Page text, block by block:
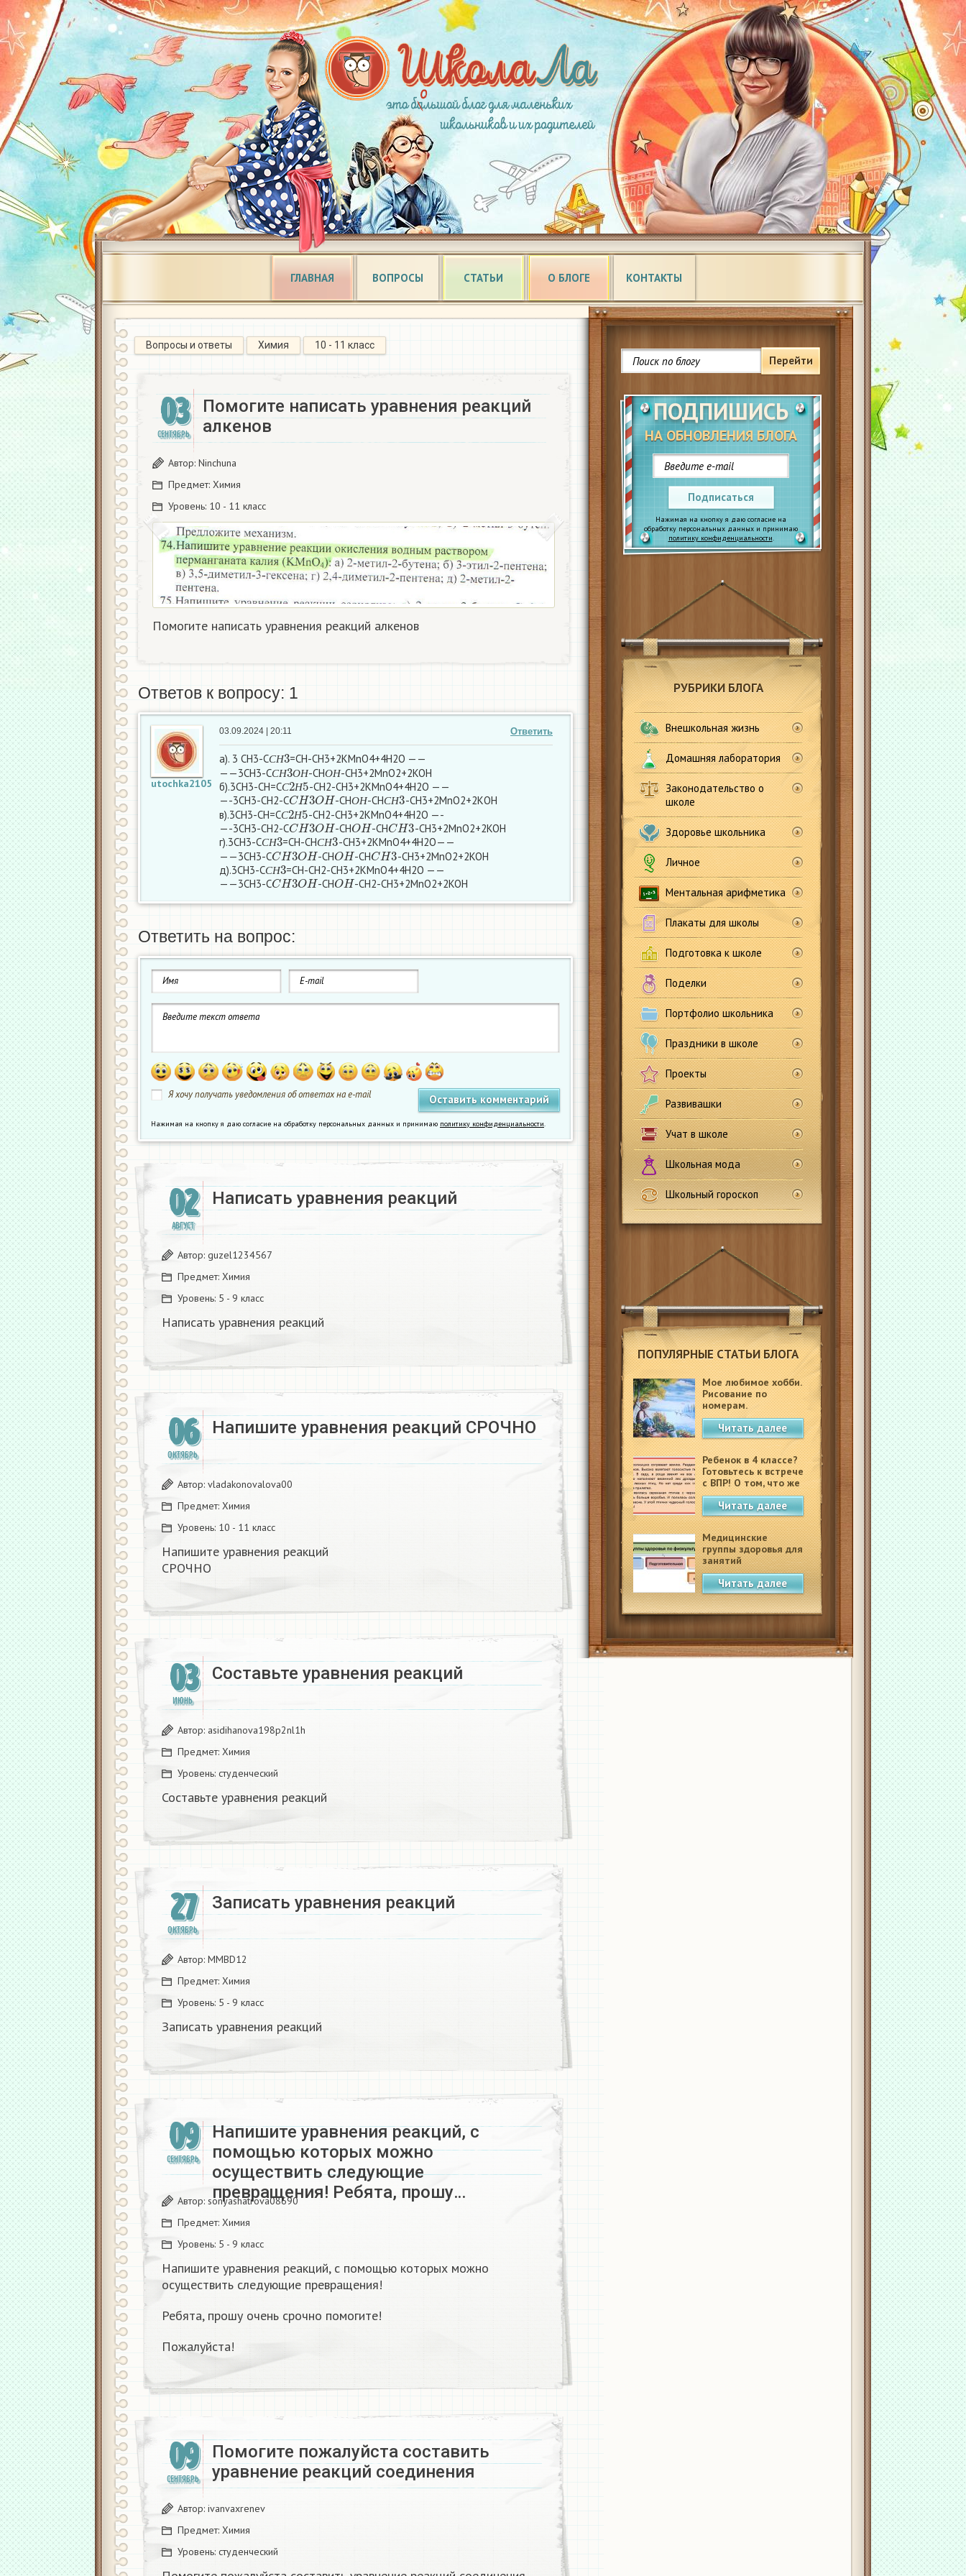
ГЛАВНАЯ ВОПРОСЫ СТАТЬИ О БЛОГЕ КОНТАКТЫ
Перейти
ПОДПИШИСЬ
НА ОБНОВЛЕНИЯ БЛОГА
Подписаться
Нажимая на кнопку я даю согласие на
обработку персональных данных и принимаю
политику конфиденциальности.
РУБРИКИ БЛОГА
Внешкольная жизнь
Домашняя лаборатория
Законодательство о
школе
Здоровье школьника
Личное
Ментальная арифметика
Плакаты для школы
Подготовка к школе
Поделки
Портфолио школьника
Праздники в школе
Проекты
Развивашки
Учат в школе
Школьная мода
Школьный гороскоп
ПОПУЛЯРНЫЕ СТАТЬИ БЛОГА
Мое любимое хобби.
Рисование по
номерам.
Читать далее
Ребенок в 4 классе?
Готовьтесь к встрече
с ВПР! О том, что же
это такое.
Читать далее
Медицинские
группы здоровья для
занятий
физкультурой в
школеЧитать далее
Вопросы и ответы Химия 10 - 11 класс
03
СЕНТЯБРЬ
Помогите написать уравнения реакций
алкенов
Автор: Ninchuna
Предмет: Химия
Уровень: 10 - 11 класс
Помогите написать уравнения реакций алкенов
Ответов к вопросу: 1
utochka2105
Ответить
03.09.2024 | 20:11
а). 3 СН3-С 3=СН-СН3+2KMnO4+4H2O ——
——3СН3-С С Н
СН3
ОН
ОН-СН ОН
ОН-СН3+2MnO2+2KOH
б).3СН3-СН=СС2Н5-СН2-СН3+2КМnO4+4H2O ——
—-3CH3-CH2-CCH3 OH -CH ОН
ОН-СН СН
СН3-СН3+2МnO2+2КОН
в).3СН3-СН=СС2Н5-СН2-СН3+2КМnO4+4H2O —-
—-3CH3-CH2-CCH3 OH -CHOH -CHCH3 -CH3+2MnO2+2KOH
г).3СН3-ССН3=СН-СНСН3-СН3+2КМnO4+4H2O——
——3CH3-CCH3 OH -CHOH -CHCH3 -CH3+2MnO2+2KOH
д).3СН3-С С Н
СН3=СН-СН2-СН3+2КМnO4+4H2O ——
——3CH3-CCH3 OH -CHOH -CH2-CH3+2MnO2+2KOH
Ответить на вопрос:
Я хочу получать уведомления об ответах на e-mail
Нажимая на кнопку я даю согласие на обработку персональных данных и принимаю политику конфиденциальности.
02
АВГУСТ
Написать уравнения реакций
Автор: guzel1234567
Предмет: Химия
Уровень: 5 - 9 класс
Написать уравнения реакций
06
ОКТЯБРЬ
Напишите уравнения реакций СРОЧНО ​
Автор: vladakonovalova00
Предмет: Химия
Уровень: 10 - 11 класс
Напишите уравнения реакций
СРОЧНО ​
03
ИЮНЬ
Составьте уравнения реакций
Автор: asidihanova198p2nl1h
Предмет: Химия
Уровень: студенческий
Составьте уравнения реакций
27
ОКТЯБРЬ
Записать уравнения реакций
Автор: MMBD12
Предмет: Химия
Уровень: 5 - 9 класс
Записать уравнения реакций
09
СЕНТЯБРЬ
Напишите уравнения реакций, с
помощью которых можно
осуществить следующие
превращения! Ребята, прошу…
Автор: sonyashatrova08690
Предмет: Химия
Уровень: 5 - 9 класс
Напишите уравнения реакций, с помощью которых можно
осуществить следующие превращения!
Ребята, прошу очень срочно помогите!
Пожалуйста!
09
СЕНТЯБРЬ
Помогите пожалуйста составить
уравнение реакций соединения
Автор: ivanvaxrenev
Предмет: Химия
Уровень: студенческий